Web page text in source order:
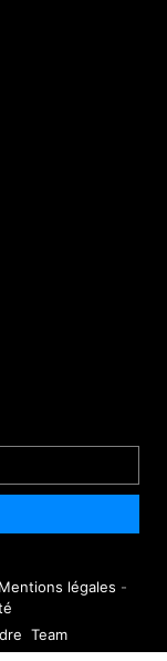
Mentions légales -
Team